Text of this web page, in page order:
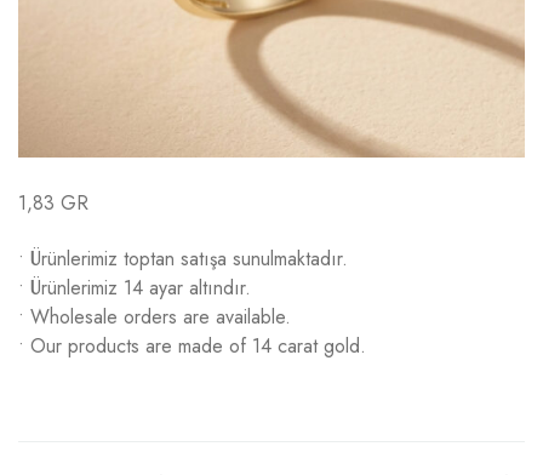
1,83 GR
• Ürünlerimiz toptan satışa sunulmaktadır.
• Ürünlerimiz 14 ayar altındır.
• Wholesale orders are available.
• Our products are made of 14 carat gold.